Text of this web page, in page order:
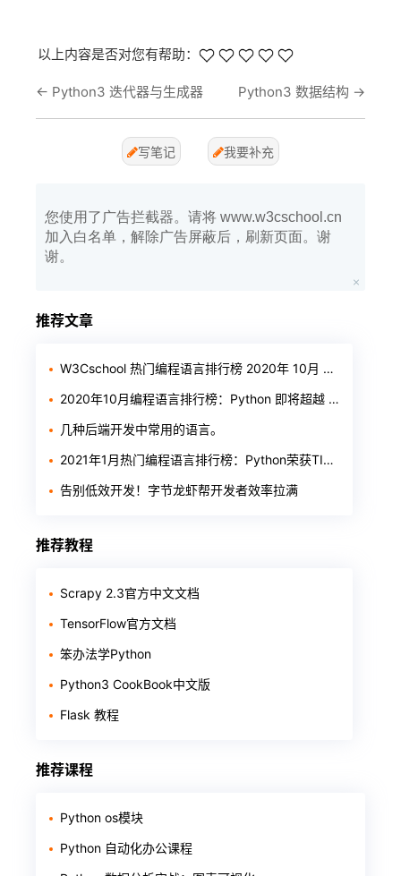
以上内容是否对您有帮助：
← Python3 迭代器与生成器 Python3 数据结构 →
写笔记 我要补充
您使用了广告拦截器。请将 www.w3cschool.cn
加入白名单，解除广告屏蔽后，刷新页面。谢
谢。
推荐文章
W3Cschool 热门编程语言排行榜 2020年 10月 TOP10
2020年10月编程语言排行榜：Python 即将超越 Java
几种后端开发中常用的语言。
2021年1月热门编程语言排行榜：Python荣获TIOBE年度之星
告别低效开发！字节龙虾帮开发者效率拉满
推荐教程
Scrapy 2.3官方中文文档
TensorFlow官方文档
笨办法学Python
Python3 CookBook中文版
Flask 教程
推荐课程
Python os模块
Python 自动化办公课程